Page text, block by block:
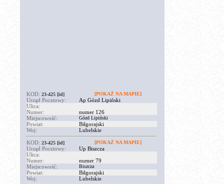
KOD: 23-425 [id] [POKAŻ NA MAPIE]
Urząd Pocztowy:
Ap Gózd Lipiński
Ulica:
Numer:
numer 126
Miejscowość:
Gózd Lipiński
Powiat:
Biłgorajski
Woj:
Lubelskie
KOD: 23-425 [id] [POKAŻ NA MAPIE]
Urząd Pocztowy:
Up Biszcza
Ulica:
Numer:
numer 79
Miejscowość:
Biszcza
Powiat:
Biłgorajski
Woj:
Lubelskie